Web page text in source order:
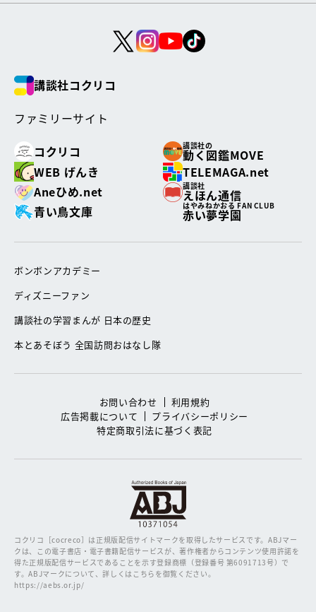
講談社コクリコ
ファミリーサイト
コクリコ
講談社の
動く図鑑MOVE
WEB げんき
TELEMAGA.net
Aneひめ.net
講談社
えほん通信
青い鳥文庫
はやみねかおる FAN CLUB
赤い夢学園
ボンボンアカデミー
ディズニーファン
講談社の学習まんが 日本の歴史
本とあそぼう 全国訪問おはなし隊
お問い合わせ
利用規約
広告掲載について
プライバシーポリシー
特定商取引法に基づく表記
コクリコ［cocreco］は正規版配信サイトマークを取得したサービスです。ABJマー
クは、この電子書店・電子書籍配信サービスが、著作権者からコンテンツ使用許諾を
得た正規版配信サービスであることを示す登録商標（登録番号 第6091713号）で
す。ABJマークについて、詳しくはこちらを御覧ください。
https://aebs.or.jp/